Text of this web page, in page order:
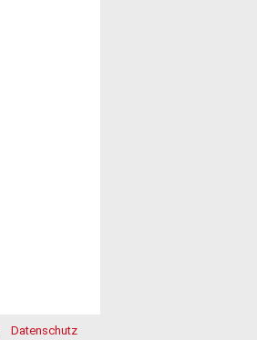
Datenschutz